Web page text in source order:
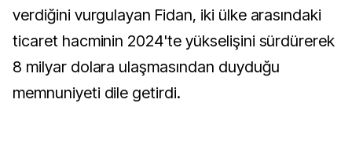
verdiğini vurgulayan Fidan, iki ülke arasındaki
ticaret hacminin 2024'te yükselişini sürdürerek
8 milyar dolara ulaşmasından duyduğu
memnuniyeti dile getirdi.